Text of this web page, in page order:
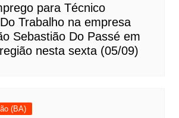
para Técnico
Trabalho na empresa
Sebastião Do Passé em
nesta sexta (05/09)
(BA)